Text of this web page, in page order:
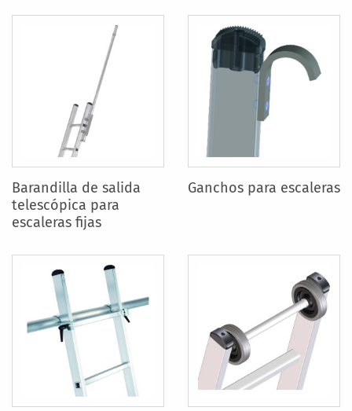
Barandilla de salida
telescópica para
escaleras fijas
Ganchos para escaleras